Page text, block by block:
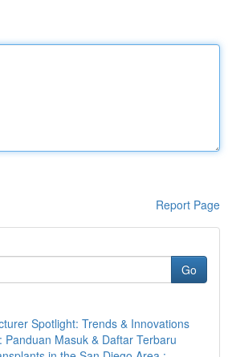
Report Page
Go
Spotlight: Trends & Innovations
Panduan Masuk & Daftar Terbaru